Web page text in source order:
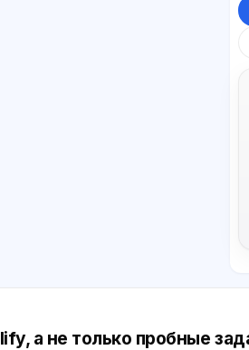
а не только пробные